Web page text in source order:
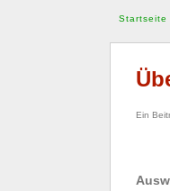
Startseite
Ein